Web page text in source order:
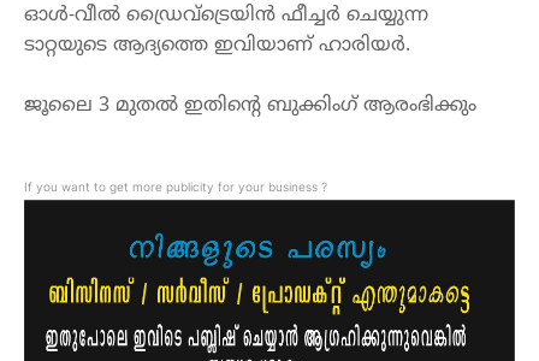
ഓൾ-വീൽ ഡ്രൈവ്‌ട്രെയിൻ ഫീച്ചർ ചെയ്യുന്ന
ടാറ്റയുടെ ആദ്യത്തെ ഇവിയാണ് ഹാരിയർ.
ജൂലൈ 3 മുതൽ ഇതിന്റെ ബുക്കിംഗ്ആരംഭിക്കും
If you want to get more publicity for your business ?